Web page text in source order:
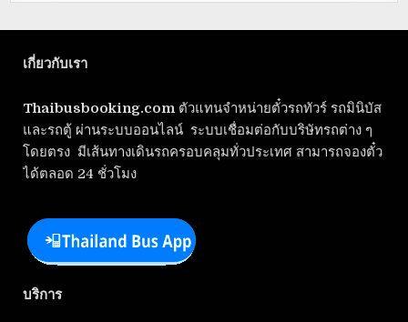
เกี่ยวกับเรา
Thaibusbooking.com ตัวแทนจำหน่ายตั๋วรถทัวร์ รถมินิบัส
และรถตู้ ผ่านระบบออนไลน์ ระบบเชื่อมต่อกับบริษัทรถต่าง ๆ
โดยตรง มีเส้นทางเดินรถครอบคลุมทั่วประเทศ สามารถจองตั๋ว
ได้ตลอด 24 ชั่วโมง
บริการ